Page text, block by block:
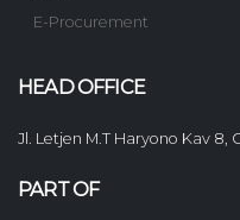
E-Procurement
HEAD OFFICE
Jl. Letjen M.T Haryono Kav 8,
PART OF